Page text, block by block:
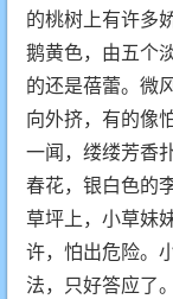
的桃树上有许多
鹅黄色，由五个
的还是蓓蕾。微
向外挤，有的像
一闻，缕缕芳香
春花，银白色
草坪上，小草妹
许，怕出危险。
法，只好答应了